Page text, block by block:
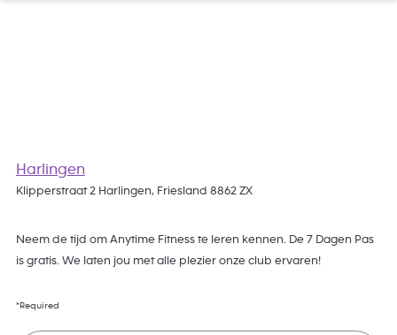
Harlingen
Klipperstraat 2 Harlingen, Friesland 8862 ZX
Neem de tijd om Anytime Fitness te leren kennen. De 7 Dagen Pas
is gratis. We laten jou met alle plezier onze club ervaren!
*Required